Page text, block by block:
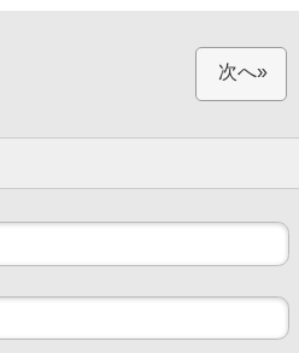
次へ»